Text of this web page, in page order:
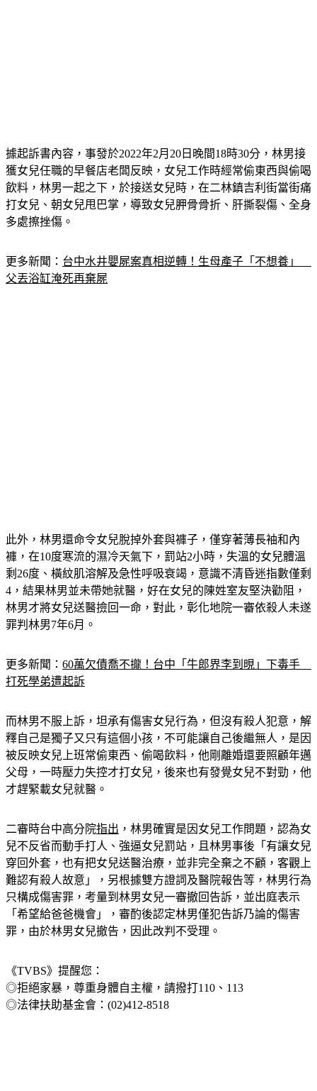
據起訴書內容，事發於2022年2月20日晚間18時30分，林男接
獲女兒任職的早餐店老闆反映，女兒工作時經常偷東西與偷喝
飲料，林男一起之下，於接送女兒時，在二林鎮吉利街當街痛
打女兒、朝女兒甩巴掌，導致女兒胛骨骨折、肝撕裂傷、全身
多處擦挫傷。
更多新聞： 台中水井嬰屍案真相逆轉！生母產子「不想養」
父丟浴缸淹死再棄屍
此外，林男還命令女兒脫掉外套與褲子，僅穿著薄長袖和內
褲，在10度寒流的濕冷天氣下，罰站2小時，失溫的女兒體溫
剩26度、橫紋肌溶解及急性呼吸衰竭，意識不清昏迷指數僅剩
4，結果林男並未帶她就醫，好在女兒的陳姓室友堅決勸阻，
林男才將女兒送醫撿回一命，對此，彰化地院一審依殺人未遂
罪判林男7年6月。
更多新聞： 60萬欠債喬不攏！台中「牛郎界李到晛」下毒手
打死學弟遭起訴
而林男不服上訴，坦承有傷害女兒行為，但沒有殺人犯意，解
釋自己是獨子又只有這個小孩，不可能讓自己後繼無人，是因
被反映女兒上班常偷東西、偷喝飲料，他剛離婚還要照顧年邁
父母，一時壓力失控才打女兒，後來也有發覺女兒不對勁，他
才趕緊載女兒就醫。
二審時台中高分院指出 ，林男確實是因女兒工作問題，認為女
兒不反省而動手打人、強逼女兒罰站，且林男事後「有讓女兒
穿回外套，也有把女兒送醫治療，並非完全棄之不顧，客觀上
難認有殺人故意」，另根據雙方證詞及醫院報告等，林男行為
只構成傷害罪，考量到林男女兒一審撤回告訴，並出庭表示
「希望給爸爸機會」，審酌後認定林男僅犯告訴乃論的傷害
罪，由於林男女兒撤告，因此改判不受理。
《TVBS》提醒您：
◎拒絕家暴，尊重身體自主權，請撥打110、113
◎法律扶助基金會：(02)412-8518